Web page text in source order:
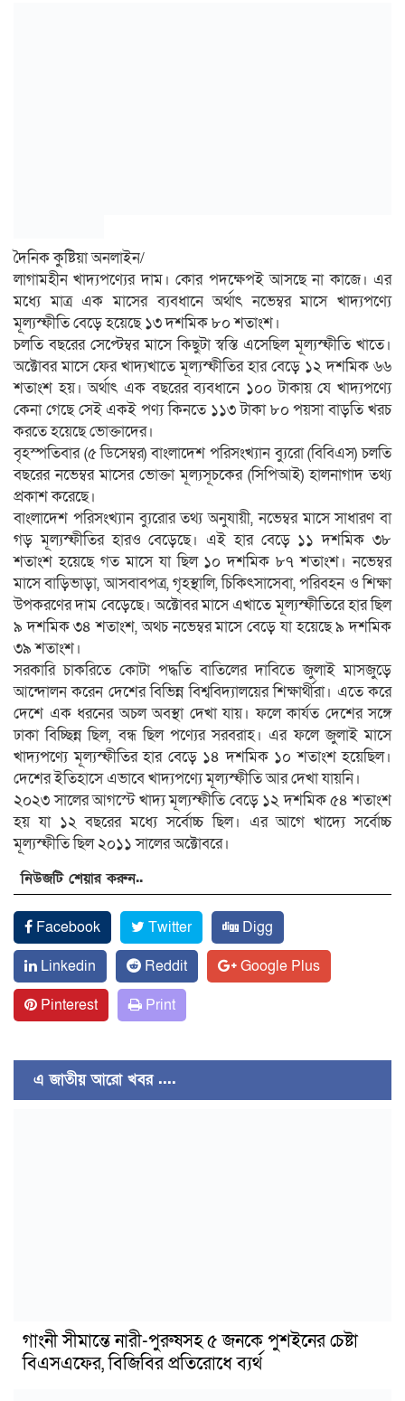
দৈনিক কুষ্টিয়া অনলাইন/
লাগামহীন খাদ্যপণ্যের দাম। কোর পদক্ষেপই আসছে না কাজে। এর
মধ্যে মাত্র এক মাসের ব্যবধানে অর্থাৎ নভেম্বর মাসে খাদ্যপণ্যে
মূল্যস্ফীতি বেড়ে হয়েছে ১৩ দশমিক ৮০ শতাংশ।
চলতি বছরের সেপ্টেম্বর মাসে কিছুটা স্বস্তি এসেছিল মূল্যস্ফীতি খাতে।
অক্টোবর মাসে ফের খাদ্যখাতে মূল্যস্ফীতির হার বেড়ে ১২ দশমিক ৬৬
শতাংশ হয়। অর্থাৎ এক বছরের ব্যবধানে ১০০ টাকায় যে খাদ্যপণ্যে
কেনা গেছে সেই একই পণ্য কিনতে ১১৩ টাকা ৮০ পয়সা বাড়তি খরচ
করতে হয়েছে ভোক্তাদের।
বৃহস্পতিবার (৫ ডিসেম্বর) বাংলাদেশ পরিসংখ্যান ব্যুরো (বিবিএস) চলতি
বছরের নভেম্বর মাসের ভোক্তা মূল্যসূচকের (সিপিআই) হালনাগাদ তথ্য
প্রকাশ করেছে।
বাংলাদেশ পরিসংখ্যান ব্যুরোর তথ্য অনুযায়ী, নভেম্বর মাসে সাধারণ বা
গড় মূল্যস্ফীতির হারও বেড়েছে। এই হার বেড়ে ১১ দশমিক ৩৮
শতাংশ হয়েছে গত মাসে যা ছিল ১০ দশমিক ৮৭ শতাংশ। নভেম্বর
মাসে বাড়িভাড়া, আসবাবপত্র, গৃহস্থালি, চিকিৎসাসেবা, পরিবহন ও শিক্ষা
উপকরণের দাম বেড়েছে। অক্টোবর মাসে এখাতে মূল্যস্ফীতিরে হার ছিল
৯ দশমিক ৩৪ শতাংশ, অথচ নভেম্বর মাসে বেড়ে যা হয়েছে ৯ দশমিক
৩৯ শতাংশ।
সরকারি চাকরিতে কোটা পদ্ধতি বাতিলের দাবিতে জুলাই মাসজুড়ে
আন্দোলন করেন দেশের বিভিন্ন বিশ্ববিদ্যালয়ের শিক্ষার্থীরা। এতে করে
দেশে এক ধরনের অচল অবস্থা দেখা যায়। ফলে কার্যত দেশের সঙ্গে
ঢাকা বিচ্ছিন্ন ছিল, বন্ধ ছিল পণ্যের সরবরাহ। এর ফলে জুলাই মাসে
খাদ্যপণ্যে মূল্যস্ফীতির হার বেড়ে ১৪ দশমিক ১০ শতাংশ হয়েছিল।
দেশের ইতিহাসে এভাবে খাদ্যপণ্যে মূল্যস্ফীতি আর দেখা যায়নি।
২০২৩ সালের আগস্টে খাদ্য মূল্যস্ফীতি বেড়ে ১২ দশমিক ৫৪ শতাংশ
হয় যা ১২ বছরের মধ্যে সর্বোচ্চ ছিল। এর আগে খাদ্যে সর্বোচ্চ
মূল্যস্ফীতি ছিল ২০১১ সালের অক্টোবরে।
নিউজটি শেয়ার করুন..
Facebook Twitter
Digg
Linkedin
Reddit
Google Plus
Pinterest
Print
এ জাতীয় আরো খবর ....
গাংনী সীমান্তে নারী-পুরুষসহ ৫ জনকে পুশইনের চেষ্টা
বিএসএফের, বিজিবির প্রতিরোধে ব্যর্থ